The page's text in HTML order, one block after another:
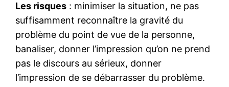
Les risques : minimiser la situation, ne pas
suffisamment reconnaître la gravité du
problème du point de vue de la personne,
banaliser, donner l’impression qu’on ne prend
pas le discours au sérieux, donner
l’impression de se débarrasser du problème.